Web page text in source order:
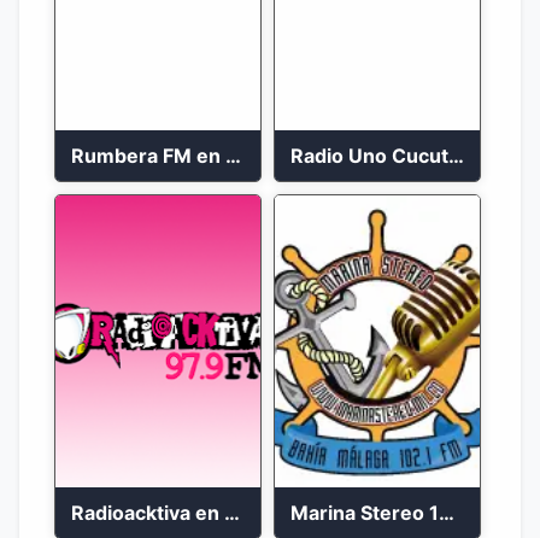
Rumbera FM en vivo 24/7 Radio Uno Cucuta 91.7 FM
Radioacktiva en vivo 97.9 FM Marina Stereo 102.1 FM